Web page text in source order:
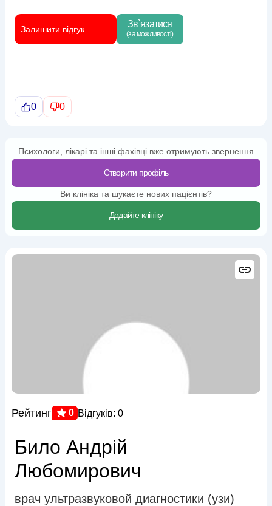
Залишити відгук Зв`язатися
(за можливості)
0 0
Психологи, лікарі та інші фахівці вже отримують звернення
Створити профіль
Ви клініка та шукаєте нових пацієнтів?
Додайте клініку
Рейтинг 0 Відгуків: 0
Било Андрій
Любомирович
врач ультразвуковой диагностики (узи)